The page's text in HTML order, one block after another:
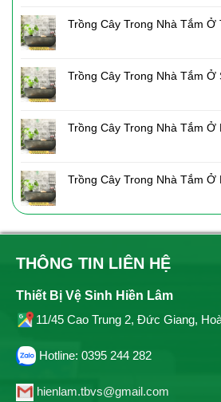
Trồng Cây Trong Nhà Tắm Ở
Trồng Cây Trong Nhà Tắm Ở
Trồng Cây Trong Nhà Tắm Ở
Trồng Cây Trong Nhà Tắm Ở
THÔNG TIN LIÊN HỆ
Thiết Bị Vệ Sinh Hiền Lâm
11/45 Cao Trung 2, Đức Giang,
Hotline: 0395 244 282
hienlam.tbvs@gmail.com